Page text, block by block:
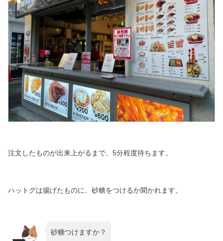
注文したものが出来上がるまで、5分程度待ちます。
ハットグは揚げたものに、砂糖をつけるか聞かれます。
砂糖つけますか？